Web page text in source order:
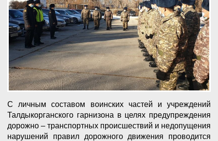
С личным составом воинских частей и учреждений
Талдыкорганского гарнизона в целях предупреждения
дорожно – транспортных происшествий и недопущения
нарушений правил дорожного движения проводится